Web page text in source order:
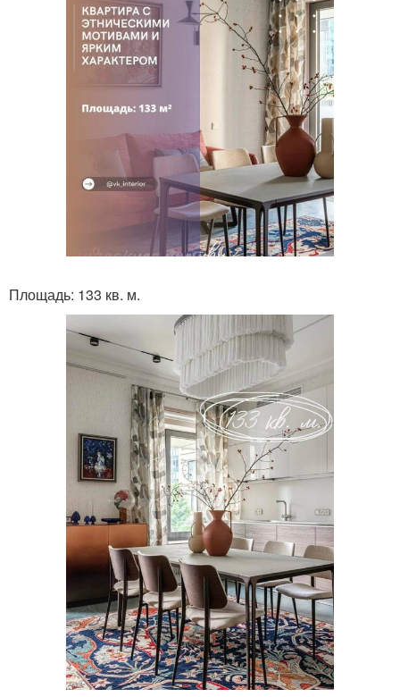
Площадь: 133 кв. м.